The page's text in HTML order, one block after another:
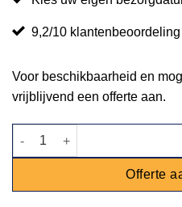
9,2/10 klantenbeoordeling
Voor beschikbaarheid en
vrijblijvend een offerte aan.
Buffetrok stretch zwart
Offerte